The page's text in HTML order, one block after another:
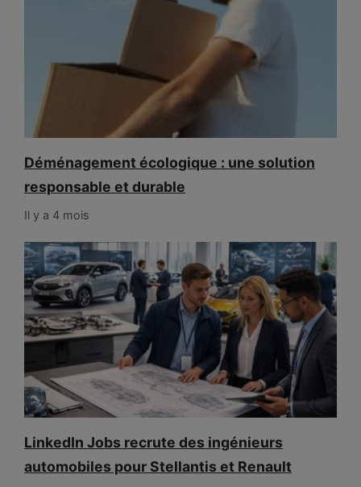
Déménagement écologique : une solution
responsable et durable
Il y a 4 mois
LinkedIn Jobs recrute des ingénieurs
automobiles pour Stellantis et Renault